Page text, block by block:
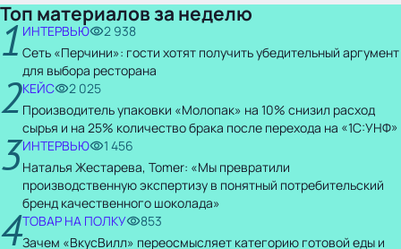
Топ материалов за неделю
1 ИНТЕРВЬЮ
2 938
Сеть «Перчини»: гости хотят получить убедительный аргумент
для выбора ресторана
2КЕЙС
2 025
Производитель упаковки «Молопак» на 10% снизил расход
сырья и на 25% количество брака после перехода на «1С:УНФ»
3ИНТЕРВЬЮ
1 456
Наталья Жестарева, Tomer: «Мы превратили
производственную экспертизу в понятный потребительский
бренд качественного шоколада»
4ТОВАР НА ПОЛКУ
853
Зачем «ВкусВилл» переосмысляет категорию готовой еды и